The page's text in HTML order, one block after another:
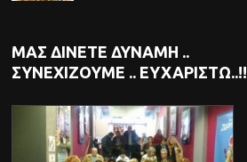
ΜΑΣ ΔΊΝΕΤΕ ΔΎΝΑΜΗ ..
ΣΥΝΕΧΊΖΟΥΜΕ .. EΥΧΑΡΙΣΤΏ..!!